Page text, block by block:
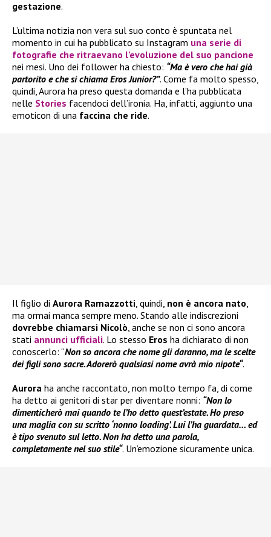
gestazione.
L’ultima notizia non vera sul suo conto è spuntata nel
momento in cui ha pubblicato su Instagram una serie di
fotografie che ritraevano l’evoluzione del suo pancione
nei mesi. Uno dei follower ha chiesto: “Ma è vero che hai già
partorito e che si chiama Eros Junior?”. Come fa molto spesso,
quindi, Aurora ha preso questa domanda e l’ha pubblicata
nelle Stories facendoci dell’ironia. Ha, infatti, aggiunto una
emoticon di una faccina che ride.
Il figlio di Aurora Ramazzotti, quindi, non è ancora nato,
ma ormai manca sempre meno. Stando alle indiscrezioni
dovrebbe chiamarsi Nicolò, anche se non ci sono ancora
stati annunci ufficiali. Lo stesso Eros ha dichiarato di non
conoscerlo: “Non so ancora che nome gli daranno, ma le scelte
dei figli sono sacre.Adorerò qualsiasi nome avrà mio nipote“.
Aurora ha anche raccontato, non molto tempo fa, di come
ha detto ai genitori di star per diventare nonni: “Non lo
dimenticherò mai quando te l’ho detto quest’estate. Ho preso
una maglia con su scritto ‘nonno loading’. Lui l’ha guardata… ed
è tipo svenuto sul letto. Non ha detto una parola,
completamente nel suo stile“. Un’emozione sicuramente unica.